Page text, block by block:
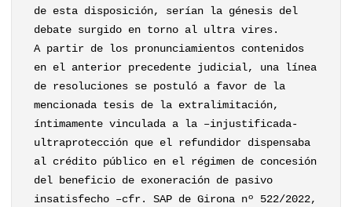
de esta disposición, serían la génesis del
debate surgido en torno al ultra vires.
A partir de los pronunciamientos contenidos
en el anterior precedente judicial, una línea
de resoluciones se postuló a favor de la
mencionada tesis de la extralimitación,
íntimamente vinculada a la –injustificada-
ultraprotección que el refundidor dispensaba
al crédito público en el régimen de concesión
del beneficio de exoneración de pasivo
insatisfecho –cfr. SAP de Girona nº 522/2022,